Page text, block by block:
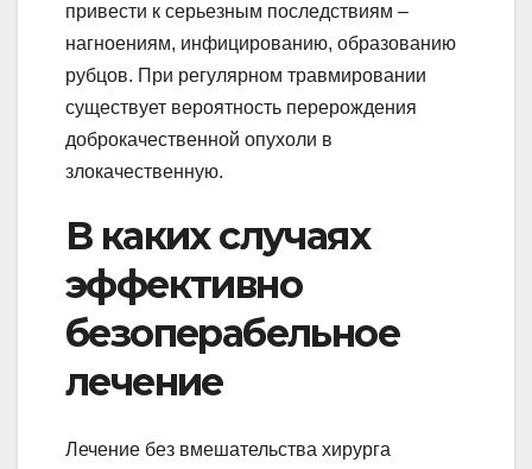
привести к серьезным последствиям –
нагноениям, инфицированию, образованию
рубцов. При регулярном травмировании
существует вероятность перерождения
доброкачественной опухоли в
злокачественную.
В каких случаях
эффективно
безоперабельное
лечение
Лечение без вмешательства хирурга